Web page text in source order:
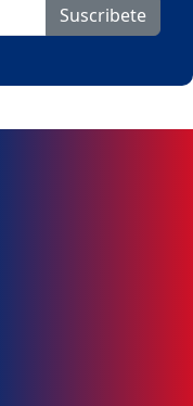
Suscribete